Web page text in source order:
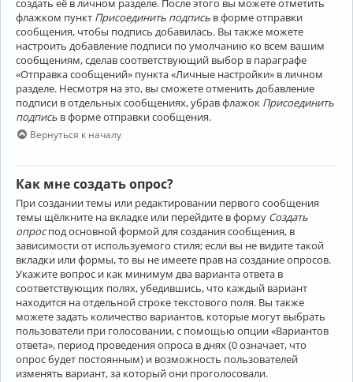
флажком пункт Присоединить подпись в форме отправки
сообщения, чтобы подпись добавилась. Вы также можете
настроить добавление подписи по умолчанию ко всем вашим
сообщениям, сделав соответствующий выбор в параграфе
«Отправка сообщений» пункта «Личные настройки» в личном
разделе. Несмотря на это, вы сможете отменить добавление
подписи в отдельных сообщениях, убрав флажок Присоединить
подпись в форме отправки сообщения.
Вернуться к началу
Как мне создать опрос?
При создании темы или редактировании первого сообщения
темы щёлкните на вкладке или перейдите в форму Создать
опроспод основной формой для создания сообщения, в
зависимости от используемого стиля; если вы не видите такой
вкладки или формы, то вы не имеете прав на создание опросов.
Укажите вопрос и как минимум два варианта ответа в
соответствующих полях, убедившись, что каждый вариант
находится на отдельной строке текстового поля. Вы также
можете задать количество вариантов, которые могут выбрать
пользователи при голосовании, с помощью опции «Вариантов
ответа», период проведения опроса в днях (0 означает, что
опрос будет постоянным) и возможность пользователей
изменять вариант, за который они проголосовали.